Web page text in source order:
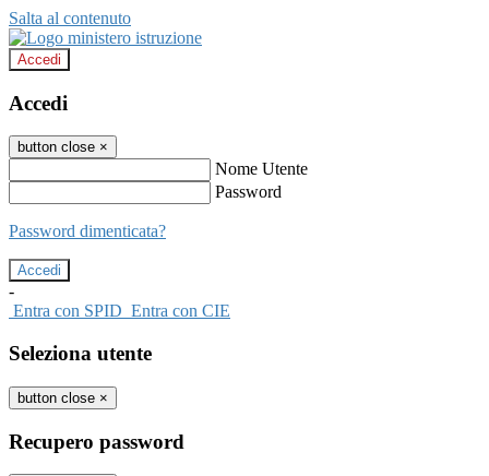
Salta al contenuto
Accedi
Accedi
button close ×
Nome Utente
Password
Password dimenticata?
-
Entra con SPID Entra con CIE
Seleziona utente
button close ×
Recupero password